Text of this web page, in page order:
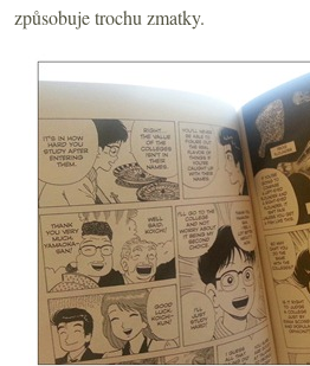
způsobuje trochu zmatky.